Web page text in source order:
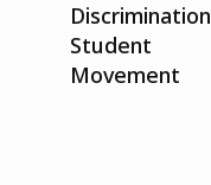
Discrimination
Student
Movement